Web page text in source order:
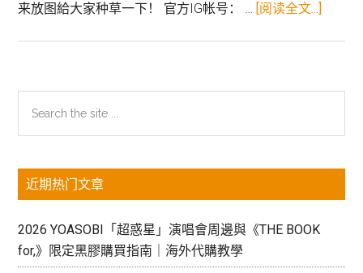
周
到
男
边！
来放图給大家种草一下！ 官方IG帐号： … [阅读全文...]
幻！
到
孩
主
侧
边
栏
the
近期热门文章
2026 YOASOBI「超惑星」演唱會周邊與《THE BOOK
for,》限定黑膠購買指南｜海外代購教學